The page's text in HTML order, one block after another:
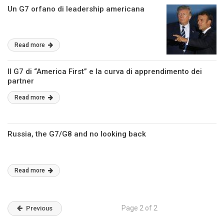
Un G7 orfano di leadership americana
Read more
Il G7 di “America First” e la curva di apprendimento dei
partner
Read more
Russia, the G7/G8 and no looking back
Read more
Previous Page 2 of 2